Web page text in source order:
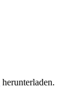
herunterladen.